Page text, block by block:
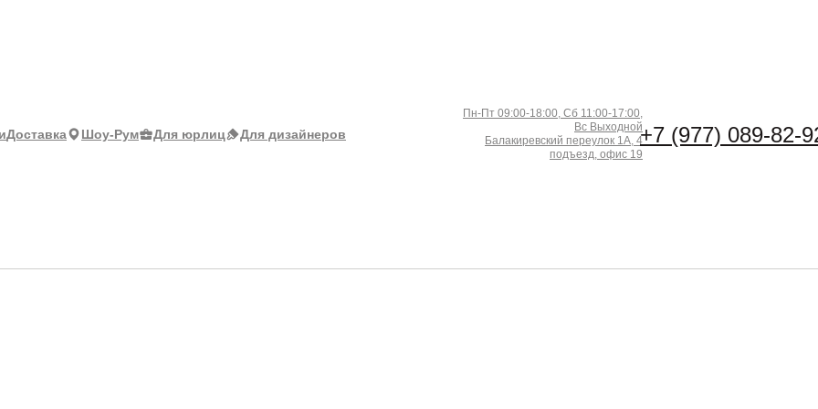
Доставка Шоу-Рум Для юрлиц Для дизайнеров
Пн-Пт 09:00-18:00, Сб 11:00-17:00,
Вс Выходной
Балакиревский переулок 1А, 4
подъезд, офис 19
+7 (977) 089-82-